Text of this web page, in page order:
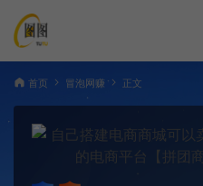
首页 冒泡网赚 正文